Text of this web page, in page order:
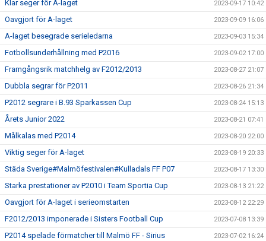
Klar seger för A-laget 2023-09-17 10:42
Oavgjort för A-laget 2023-09-09 16:06
A-laget besegrade serieledarna 2023-09-03 15:34
Fotbollsunderhållning med P2016 2023-09-02 17:00
Framgångsrik matchhelg av F2012/2013 2023-08-27 21:07
Dubbla segrar för P2011 2023-08-26 21:34
P2012 segrare i B.93 Sparkassen Cup 2023-08-24 15:13
Årets Junior 2022 2023-08-21 07:41
Målkalas med P2014 2023-08-20 22:00
Viktig seger för A-laget 2023-08-19 20:33
Städa Sverige#Malmöfestivalen#Kulladals FF P07 2023-08-17 13:30
Starka prestationer av P2010 i Team Sportia Cup 2023-08-13 21:22
Oavgjort för A-laget i serieomstarten 2023-08-12 22:29
F2012/2013 imponerade i Sisters Football Cup 2023-07-08 13:39
P2014 spelade förmatcher till Malmö FF - Sirius 2023-07-02 16:24